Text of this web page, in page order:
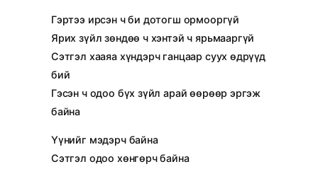
Гэртээ ирсэн ч би дотогш ормооргүй
Ярих зүйл зөндөө ч хэнтэй ч ярьмааргүй
Сэтгэл хааяа хүндэрч ганцаар суух өдрүүд
бий
Гэсэн ч одоо бүх зүйл арай өөрөөр эргэж
байна
Үүнийг мэдэрч байна
Сэтгэл одоо хөнгөрч байна